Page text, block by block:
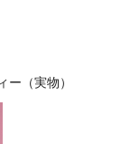
（実物）